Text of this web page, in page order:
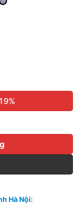
Hà Nội: